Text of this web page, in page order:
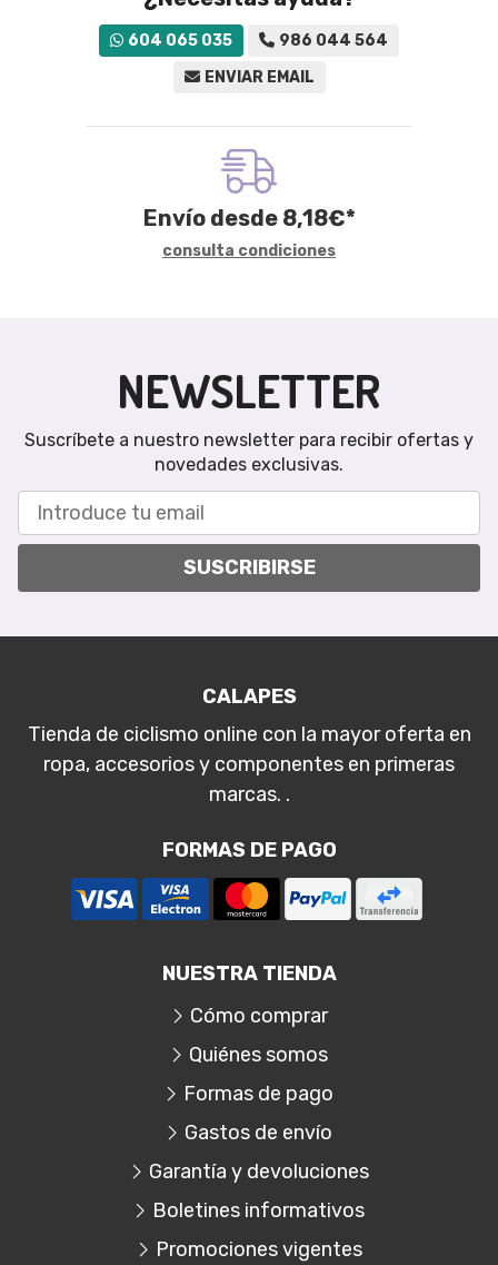
604 065 035
986 044 564
ENVIAR EMAIL
Envío desde 8,18€*
consulta condiciones
NEWSLETTER
Suscríbete a nuestro newsletter para recibir ofertas y
novedades exclusivas.
SUSCRIBIRSE
CALAPES
Tienda de ciclismo online con la mayor oferta en
ropa, accesorios y componentes en primeras
marcas. .
FORMAS DE PAGO
NUESTRA TIENDA
Cómo comprar
Quiénes somos
Formas de pago
Gastos de envío
Garantía y devoluciones
Boletines informativos
Promociones vigentes